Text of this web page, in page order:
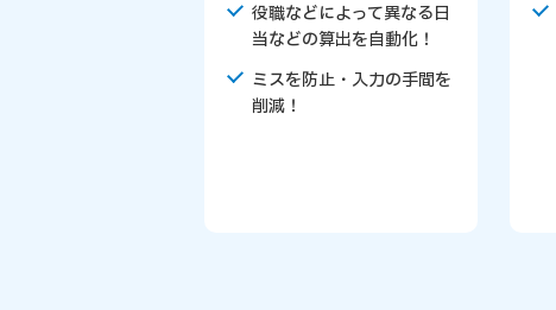
役職などによって異なる日
当などの算出を自動化！
ミスを防止・入力の手間を
削減！